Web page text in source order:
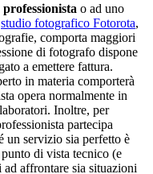
o ad uno
studio fotografico Fotorota,
comporta maggiori
di fotografo dispone
a emettere fattura.
in materia comporterà
opera normalmente in
Inoltre, per
partecipa
un servizio sia perfetto è
di vista tecnico (e
affrontare sia situazioni